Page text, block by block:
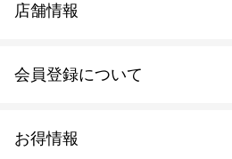
お得情報
会員登録について
店舗情報